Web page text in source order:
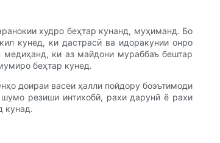
худро беҳтар кунанд, муҳиманд. Бо
кунед, ки дастрасӣ ва идоракунии онро
ки аз майдони мураббаъ бештар
беҳтар кунед.
доираи васеи ҳалли пойдору боэътимоди
резиши интихобӣ, рахи дарунӣ ё рахи
кунад.